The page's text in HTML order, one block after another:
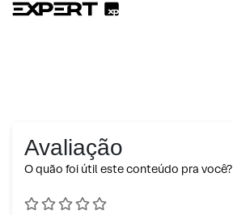
Avaliação
O quão foi útil este conteúdo pra você?